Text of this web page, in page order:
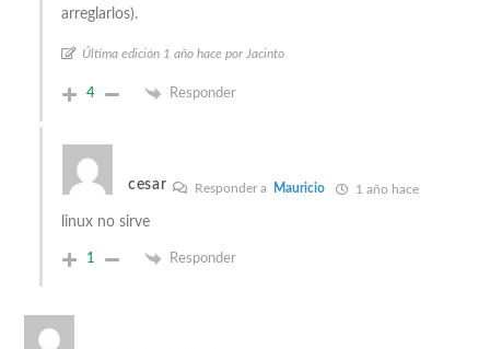
arreglarlos).
Última edición 1 año hace por Jacinto
4 Responder
cesar Responder a Mauricio 1 año hace
linux no sirve
1 Responder